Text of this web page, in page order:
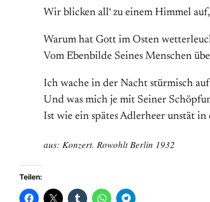
Wir blicken all‘ zu einem Himmel
Warum hat Gott im Osten
Vom Ebenbilde Seines Menschen
Ich wache in der Nacht stürmisch
Und was mich je mit Seiner
Ist wie ein spätes Adlerheer unstät
aus: Konzert. Rowohlt Berlin 1932
Teilen: